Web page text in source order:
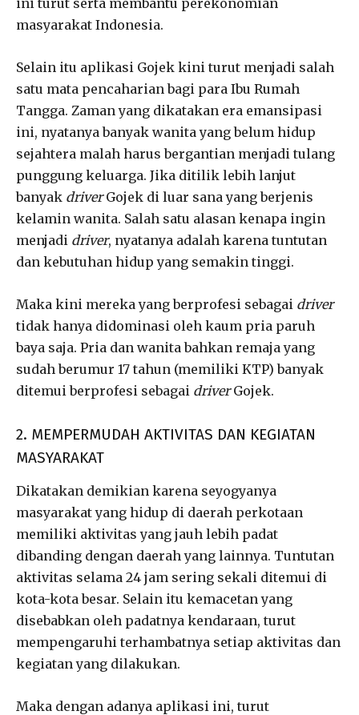
masyarakat Indonesia.
Selain itu aplikasi Gojek kini turut menjadi salah
satu mata pencaharian bagi para Ibu Rumah
Tangga. Zaman yang dikatakan era emansipasi
ini, nyatanya banyak wanita yang belum hidup
sejahtera malah harus bergantian menjadi tulang
punggung keluarga. Jika ditilik lebih lanjut
banyak driverGojek di luar sana yang berjenis
kelamin wanita. Salah satu alasan kenapa ingin
menjadi driver, nyatanya adalah karena tuntutan
dan kebutuhan hidup yang semakin tinggi.
Maka kini mereka yang berprofesi sebagai driver
tidak hanya didominasi oleh kaum pria paruh
baya saja. Pria dan wanita bahkan remaja yang
sudah berumur 17 tahun (memiliki KTP) banyak
ditemui berprofesi sebagai driverGojek.
2. MEMPERMUDAH AKTIVITAS DAN KEGIATAN
MASYARAKAT
Dikatakan demikian karena seyogyanya
masyarakat yang hidup di daerah perkotaan
memiliki aktivitas yang jauh lebih padat
dibanding dengan daerah yang lainnya. Tuntutan
aktivitas selama 24 jam sering sekali ditemui di
kota-kota besar. Selain itu kemacetan yang
disebabkan oleh padatnya kendaraan, turut
mempengaruhi terhambatnya setiap aktivitas dan
kegiatan yang dilakukan.
Maka dengan adanya aplikasi ini, turut